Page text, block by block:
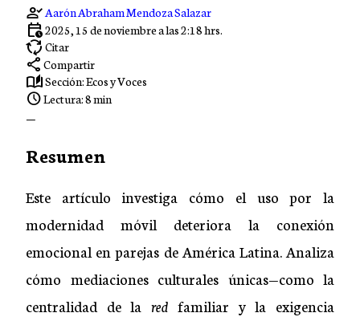
person_checkAarón Abraham Mendoza Salazar
calendar_clock2025, 15 de noviembre a las 2:18 hrs.
cycle Citar
share Compartir
auto_storiesSección:Ecos y Voces
scheduleLectura: 8 min
Resumen
Este artículo investiga cómo el uso por la
modernidad móvil deteriora la conexión
emocional en parejas de América Latina. Analiza
cómo mediaciones culturales únicas—como la
centralidad de lared familiar y la exigencia